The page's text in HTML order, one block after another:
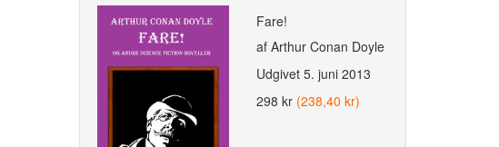
Fare!
af Arthur Conan Doyle
Udgivet 5. juni 2013
298 kr (238,40 kr)